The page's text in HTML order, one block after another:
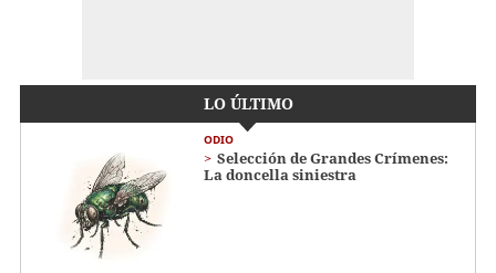
LO ÚLTIMO
ODIO
Selección de Grandes Crímenes:
La doncella siniestra